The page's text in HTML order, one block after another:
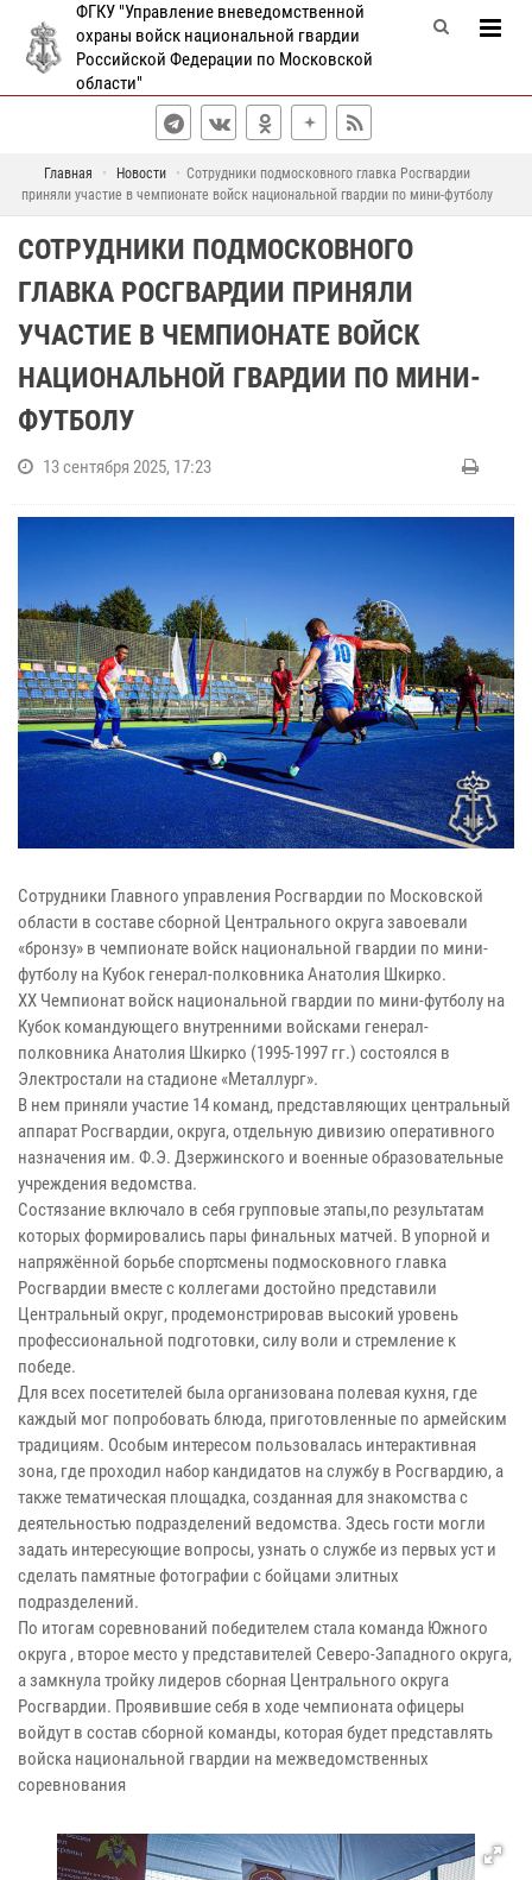
ФГКУ "Управление вневедомственной
охраны войск национальной гвардии
Российской Федерации по Московской
области"
Главная Новости
Сотрудники подмосковного главка Росгвардии
приняли участие в чемпионате войск национальной гвардии по мини-футболу
СОТРУДНИКИ ПОДМОСКОВНОГО
ГЛАВКА РОСГВАРДИИ ПРИНЯЛИ
УЧАСТИЕ В ЧЕМПИОНАТЕ ВОЙСК
НАЦИОНАЛЬНОЙ ГВАРДИИ ПО МИНИ-
ФУТБОЛУ
13 сентября 2025, 17:23
Сотрудники Главного управления Росгвардии по Московской
области в составе сборной Центрального округа завоевали
«бронзу» в чемпионате войск национальной гвардии по мини-
футболу на Кубок генерал-полковника Анатолия Шкирко.
XX Чемпионат войск национальной гвардии по мини-футболу на
Кубок командующего внутренними войсками генерал-
полковника Анатолия Шкирко (1995-1997 гг.) состоялся в
Электростали на стадионе «Металлург».
В нем приняли участие 14 команд, представляющих центральный
аппарат Росгвардии, округа, отдельную дивизию оперативного
назначения им. Ф.Э. Дзержинского и военные образовательные
учреждения ведомства.
Состязание включало в себя групповые этапы,по результатам
которых формировались пары финальных матчей. В упорной и
напряжённой борьбе спортсмены подмосковного главка
Росгвардии вместе с коллегами достойно представили
Центральный округ, продемонстрировав высокий уровень
профессиональной подготовки, силу воли и стремление к
победе.
Для всех посетителей была организована полевая кухня, где
каждый мог попробовать блюда, приготовленные по армейским
традициям. Особым интересом пользовалась интерактивная
зона, где проходил набор кандидатов на службу в Росгвардию, а
также тематическая площадка, созданная для знакомства с
деятельностью подразделений ведомства. Здесь гости могли
задать интересующие вопросы, узнать о службе из первых уст и
сделать памятные фотографии с бойцами элитных
подразделений.
По итогам соревнований победителем стала команда Южного
округа , второе место у представителей Северо-Западного округа,
а замкнула тройку лидеров сборная Центрального округа
Росгвардии. Проявившие себя в ходе чемпионата офицеры
войдут в состав сборной команды, которая будет представлять
войска национальной гвардии на межведомственных
соревнования